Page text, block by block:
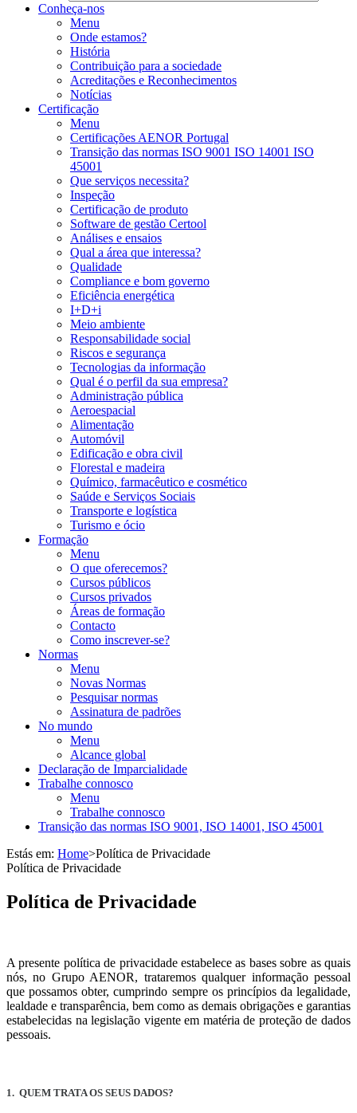
Conheça-nos
Menu
Onde estamos?
História
Contribuição para a sociedade
Acreditações e Reconhecimentos
Notícias
Certificação
Menu
Certificações AENOR Portugal
Transição das normas ISO 9001 ISO 14001 ISO
45001
Que serviços necessita?
Inspeção
Certificação de produto
Software de gestão Certool
Análises e ensaios
Qual a área que interessa?
Qualidade
Compliance e bom governo
Eficiência energética
I+D+i
Meio ambiente
Responsabilidade social
Riscos e segurança
Tecnologias da informação
Qual é o perfil da sua empresa?
Administração pública
Aeroespacial
Alimentação
Automóvil
Edificação e obra civil
Florestal e madeira
Químico, farmacêutico e cosmético
Saúde e Serviços Sociais
Transporte e logística
Turismo e ócio
Formação
Menu
O que oferecemos?
Cursos públicos
Cursos privados
Áreas de formação
Contacto
Como inscrever-se?
Normas
Menu
Novas Normas
Pesquisar normas
Assinatura de padrões
No mundo
Menu
Alcance global
Declaração de Imparcialidade
Trabalhe connosco
Menu
Trabalhe connosco
Transição das normas ISO 9001, ISO 14001, ISO 45001
Estás em: Home>Política de Privacidade
Política de Privacidade
Política de Privacidade
A presente política de privacidade estabelece as bases sobre as quais
nós, no Grupo AENOR, trataremos qualquer informação pessoal
que possamos obter, cumprindo sempre os princípios da legalidade,
lealdade e transparência, bem como as demais obrigações e garantias
estabelecidas na legislação vigente em matéria de proteção de dados
pessoais.
1. QUEM TRATA OS SEUS DADOS?